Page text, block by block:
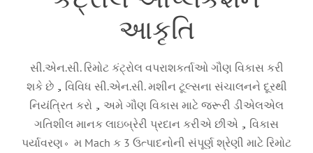
આકૃતિ
સી.એન.સી. રિમોટ કંટ્રોલ વપરાશકર્તાઓ ગૌણ વિકાસ કરી
શકે છે，વિવિધ સી.એન.સી. મશીન ટૂલ્સના સંચાલનને દૂરથી
નિયંત્રિત કરો，અમે ગૌણ વિકાસ માટે જરૂરી ડીએલએલ
ગતિશીલ માનક લાઇબ્રેરી પ્રદાન કરીએ છીએ，વિકાસ
પર્યાવરણ。મ Mach ક 3 ઉત્પાદનોની સંપૂર્ણ શ્રેણી માટે રિમોટ